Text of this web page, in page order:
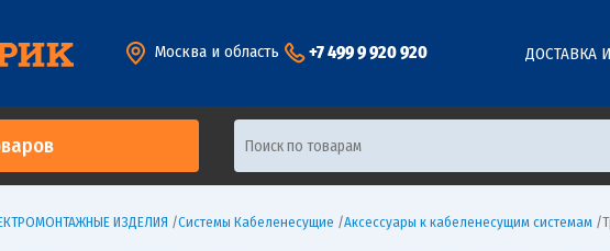
Москва и область +7 499 9 920 920 ДОСТАВКА
ИЗДЕЛИЯ /Системы Кабеленесущие /Аксессуары к кабеленесущим системам /